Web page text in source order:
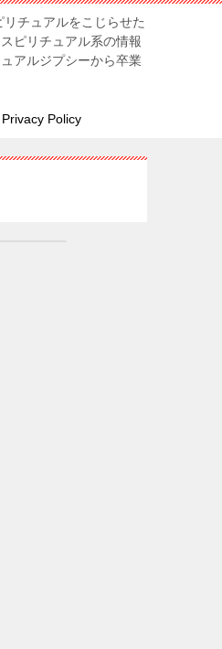
チュアルをこじらせた
ピリチュアル系の情報
アルジプシーから卒業
Privacy Policy